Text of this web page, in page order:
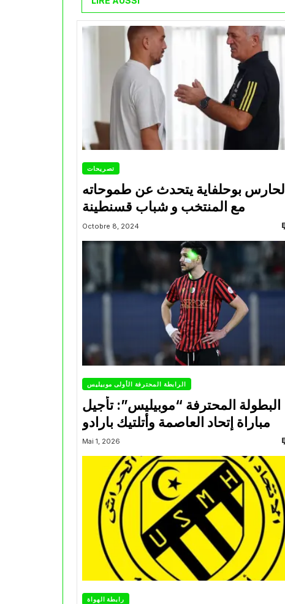
تصريحات
الحارس بوحلفاية يتحدث عن طموحاته
مع المنتخب و شباب قسنطينة
Octobre 8, 2024
الرابطة المحترفة الأولى موبيليس
البطولة المحترفة “موبيليس”: تأجيل
مباراة إتحاد العاصمة وأتلتيك بارادو
Mai 1, 2026
رابطة الهواة